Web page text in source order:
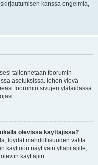
kanssa ongelmia,
tallennetaan foorumin
asetuksissa, johon vievä
foorumin sivujen ylälaidassa.
olevissa käyttäjissä?
löydät mahdollisuuden valita
käyttöön näyt vain ylläpitäjille,
käyttäjiin.